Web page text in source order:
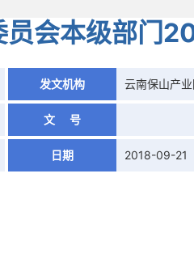
会本级部门
发文机构 云南保山产
文 号
日期 2018-09-21